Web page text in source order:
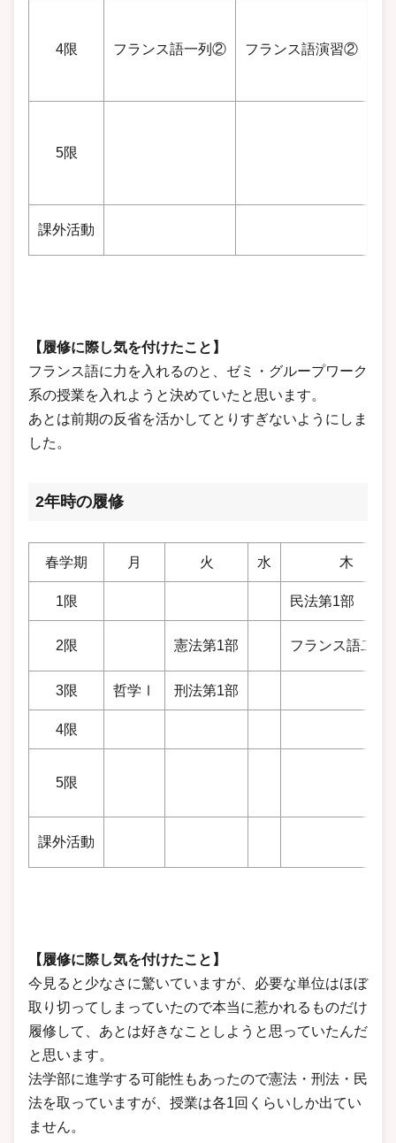
4限 フランス語一列② フランス語演習②
5限
課外活動
【履修に際し気を付けたこと】
フランス語に力を入れるのと、ゼミ・グループワーク
系の授業を入れようと決めていたと思います。
あとは前期の反省を活かしてとりすぎないようにしま
した。
2年時の履修
春学期 月 火 水 木
1限 民法第1部
2限 憲法第1部 フランス語二
3限 哲学Ⅰ 刑法第1部
4限
5限
課外活動
【履修に際し気を付けたこと】
今見ると少なさに驚いていますが、必要な単位はほぼ
取り切ってしまっていたので本当に惹かれるものだけ
履修して、あとは好きなことしようと思っていたんだ
と思います。
法学部に進学する可能性もあったので憲法・刑法・民
法を取っていますが、授業は各1回くらいしか出てい
ません。